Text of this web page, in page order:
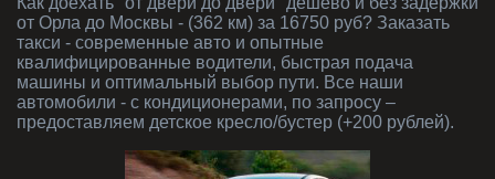
от Орла до Москвы - (362 км) за 16750 руб? Заказать
такси - современные авто и опытные
квалифицированные водители, быстрая подача
машины и оптимальный выбор пути. Все наши
автомобили - с кондиционерами, по запросу –
предоставляем детское кресло/бустер (+200 рублей).